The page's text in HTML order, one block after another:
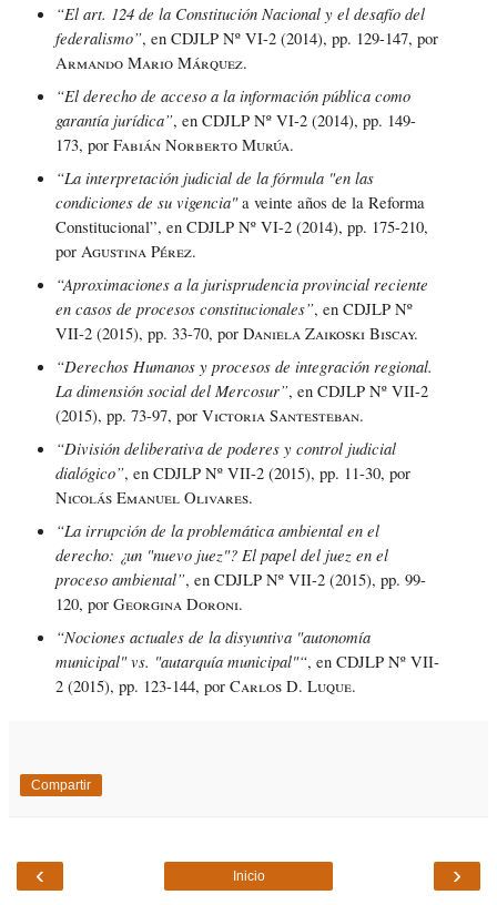
“El art. 124 de la Constitución Nacional y el desafío del
federalismo”, en CDJLP Nº VI-2 (2014), pp. 129-147, por
Armando Mario Márquez.
“El derecho de acceso a la información pública como
garantía jurídica”, en CDJLP Nº VI-2 (2014), pp. 149-
173, por Fabián Norberto Murúa.
“La interpretación judicial de la fórmula "en las
condiciones de su vigencia"a veinte años de la Reforma
Constitucional”, en CDJLP Nº VI-2 (2014), pp. 175-210,
por Agustina Pérez.
“Aproximaciones a la jurisprudencia provincial reciente
en casos de procesos constitucionales”, en CDJLP Nº
VII-2 (2015), pp. 33-70, por Daniela Zaikoski Biscay.
“Derechos Humanos y procesos de integración regional.
La dimensión social del Mercosur”, en CDJLP Nº VII-2
(2015), pp. 73-97, por Victoria Santesteban.
“División deliberativa de poderes y control judicial
dialógico”, en CDJLP Nº VII-2 (2015), pp. 11-30, por
Nicolás Emanuel Olivares.
“La irrupción de la problemática ambiental en el
derecho: ¿un "nuevo juez"? El papel del juez en el
proceso ambiental”, en CDJLP Nº VII-2 (2015), pp. 99-
120, por Georgina Doroni.
“Nociones actuales de la disyuntiva "autonomía
municipal" vs. "autarquía municipal"“, en CDJLP Nº VII-
2 (2015), pp. 123-144, por Carlos D. Luque.
Compartir
‹ ›
Inicio